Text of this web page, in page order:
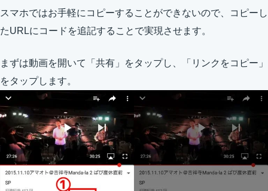
スマホではお手軽にコピーすることができないので、コピーし
たURLにコードを追記することで実現させます。
まずは動画を開いて「共有」をタップし、「リンクをコピー」
をタップします。